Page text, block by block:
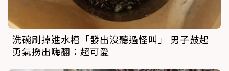
洗碗刷掉進水槽「發出沒聽過怪叫」 男子鼓起
勇氣撈出嗨翻：超可愛